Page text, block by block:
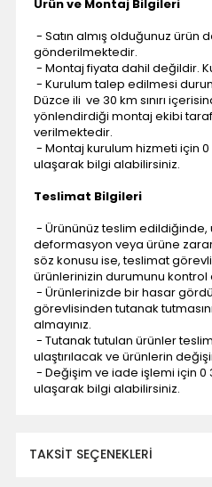
Ürün ve Montaj Bilgileri
- Satın almış olduğunuz ürün
gönderilmektedir.
- Montaj fiyata dahil değildir.
- Kurulum talep edilmesi
Düzce ili ve 30 km sınırı
yönlendirdiği montaj ekibi
verilmektedir.
- Montaj kurulum hizmeti için 0
ulaşarak bilgi alabilirsiniz.
Teslimat Bilgileri
- Ürününüz teslim
deformasyon veya ürüne
söz konusu ise, teslimat
ürünlerinizin durumunu kontrol
- Ürünlerinizde bir hasar
görevlisinden tutanak
almayınız.
- Tutanak tutulan ürünler
ulaştırılacak ve ürünlerin
- Değişim ve iade işlemi için 0
ulaşarak bilgi alabilirsiniz.
TAKSIT SEÇENEKLERI